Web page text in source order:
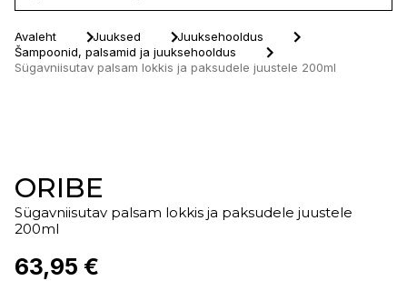
Otse sisu juurde
Avaleht Juuksed
Juuksehooldus
Šampoonid, palsamid ja juuksehooldus
Sügavniisutav palsam lokkis ja paksudele juustele 200ml
ORIBE
Sügavniisutav palsam lokkis ja paksudele juustele
200ml
63,95 €